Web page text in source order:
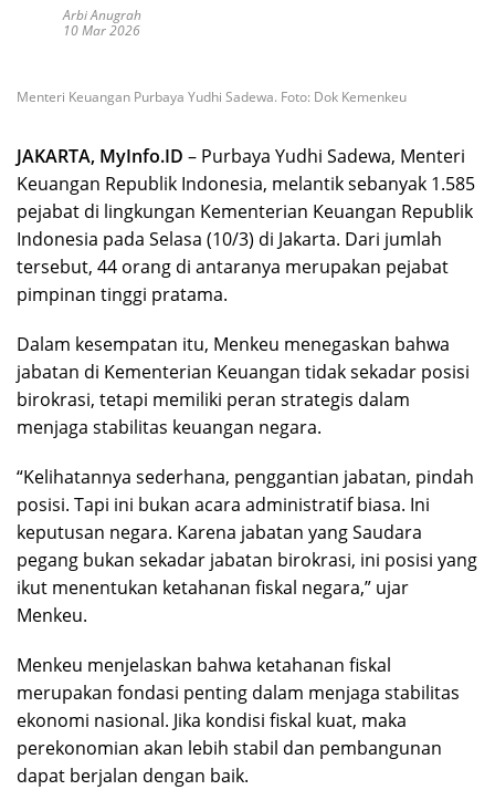
Arbi Anugrah
10 Mar 2026
Menteri Keuangan Purbaya Yudhi Sadewa. Foto: Dok Kemenkeu
JAKARTA, MyInfo.ID – Purbaya Yudhi Sadewa, Menteri
Keuangan Republik Indonesia, melantik sebanyak 1.585
pejabat di lingkungan Kementerian Keuangan Republik
Indonesia pada Selasa (10/3) di Jakarta. Dari jumlah
tersebut, 44 orang di antaranya merupakan pejabat
pimpinan tinggi pratama.
Dalam kesempatan itu, Menkeu menegaskan bahwa
jabatan di Kementerian Keuangan tidak sekadar posisi
birokrasi, tetapi memiliki peran strategis dalam
menjaga stabilitas keuangan negara.
“Kelihatannya sederhana, penggantian jabatan, pindah
posisi. Tapi ini bukan acara administratif biasa. Ini
keputusan negara. Karena jabatan yang Saudara
pegang bukan sekadar jabatan birokrasi, ini posisi yang
ikut menentukan ketahanan fiskal negara,” ujar
Menkeu.
Menkeu menjelaskan bahwa ketahanan fiskal
merupakan fondasi penting dalam menjaga stabilitas
ekonomi nasional. Jika kondisi fiskal kuat, maka
perekonomian akan lebih stabil dan pembangunan
dapat berjalan dengan baik.